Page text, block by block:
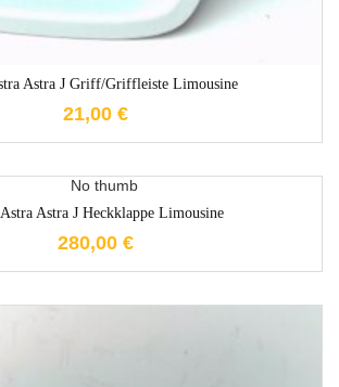
Astra J Griff/Griffleiste Limousine
21,00 €
Astra J Heckklappe Limousine
280,00 €